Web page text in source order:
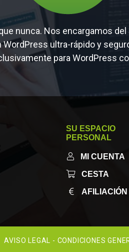
nunca. Nos encargamos
ultra-rápido y
para WordPress
SU ESPACIO
PERSONAL
MI CUENTA
CESTA
AFILIACIÓN
AVISO LEGAL CONDICIONES